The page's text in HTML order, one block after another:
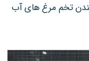
تخم مرغ های آب